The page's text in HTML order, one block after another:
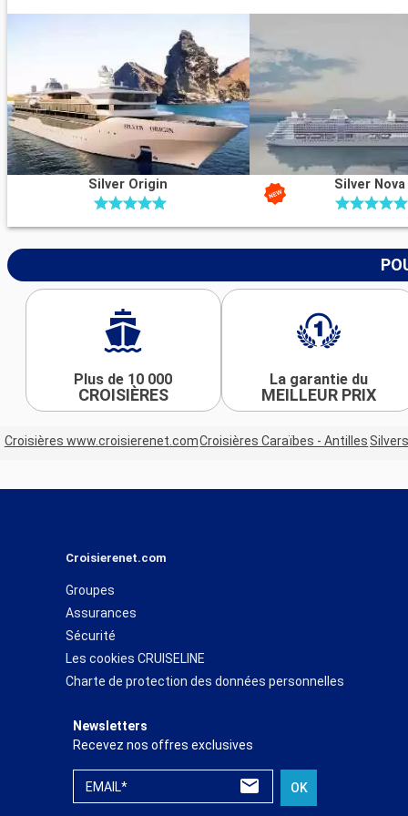
Silver Origin Silver Nova
Plus de 10 000
CROISIÈRES
La garantie du
MEILLEUR PRIX
Croisières www.croisierenet.comCroisières Caraïbes - Antilles
Croisierenet.com
Groupes
Assurances
Sécurité
Les cookies CRUISELINE
Charte de protection des données personnelles
Newsletters
Recevez nos offres exclusives
EMAIL* OK